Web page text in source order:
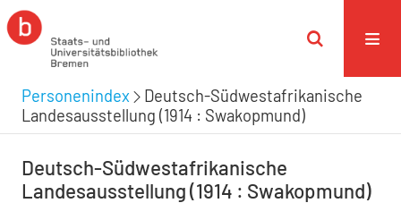
Personenindex
Deutsch-Südwestafrikanische
Landesausstellung (1914 : Swakopmund)
Deutsch-Südwestafrikanische
Landesausstellung (1914 : Swakopmund)